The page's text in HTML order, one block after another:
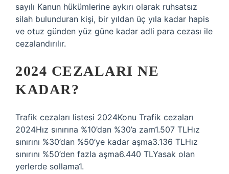
sayılı Kanun hükümlerine aykırı olarak ruhsatsız
silah bulunduran kişi, bir yıldan üç yıla kadar hapis
ve otuz günden yüz güne kadar adli para cezası ile
cezalandırılır.
2024 CEZALARI NE
KADAR?
Trafik cezaları listesi 2024Konu Trafik cezaları
2024Hız sınırına %10’dan %30’a zam1.507 TLHız
sınırını %30’dan %50’ye kadar aşma3.136 TLHız
sınırını %50’den fazla aşma6.440 TLYasak olan
yerlerde sollama1.